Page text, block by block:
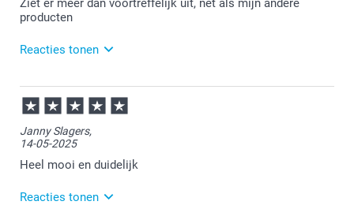
Ziet er meer dan voortreffelijk uit, net als mijn andere
producten
Reacties tonen
14-07-2025
11:44
Bedankt voor je review. Leuk om te horen dat je
tevreden bent over het ontvangen theeglas. Veel
plezier ervan en graag tot een volgende keer!
Janny Slagers,
14-05-2025
Heel mooi en duidelijk
Reacties tonen